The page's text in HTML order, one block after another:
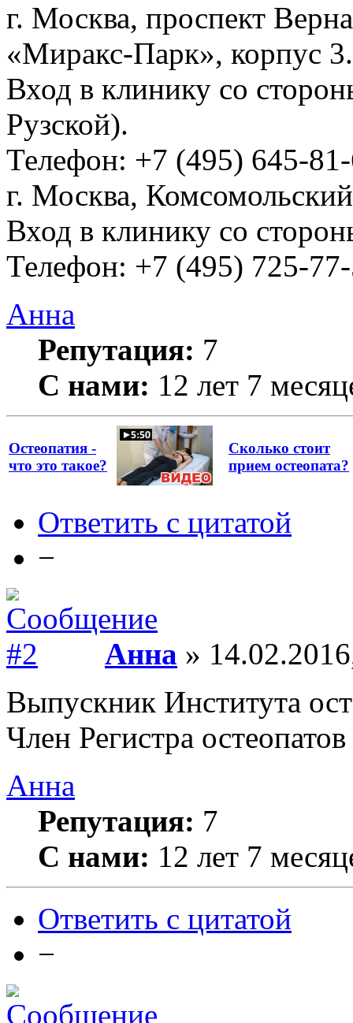
г. Москва, проспект
«Миракс-Парк», корпус 3.
Вход в клинику со
Рузской).
Телефон: +7 (495) 645-
г. Москва,
Вход в клинику со
Телефон: +7 (495) 725-
Анна
Репутация: 7
С нами: 12 лет 7
Остеопатия -
что это такое?
Сколько стоит
прием остеопата?
Ответить с цитатой
−
Анна »
Выпускник Института
Член Регистра
Анна
Репутация: 7
С нами: 12 лет 7
Ответить с цитатой
−